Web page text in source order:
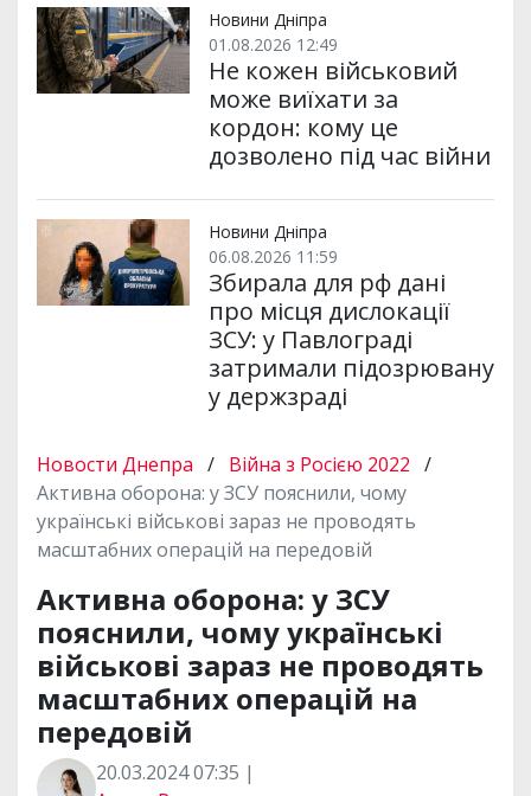
Новини Дніпра
01.08.2026 12:49
Не кожен військовий
може виїхати за
кордон: кому це
дозволено під час війни
Новини Дніпра
06.08.2026 11:59
Збирала для рф дані
про місця дислокації
ЗСУ: у Павлограді
затримали підозрювану
у держзраді
Новости Днепра / Війна з Росією 2022 /
Активна оборона: у ЗСУ пояснили, чому
українські військові зараз не проводять
масштабних операцій на передовій
Активна оборона: у ЗСУ
пояснили, чому українські
військові зараз не проводять
масштабних операцій на
передовій
20.03.2024 07:35 |